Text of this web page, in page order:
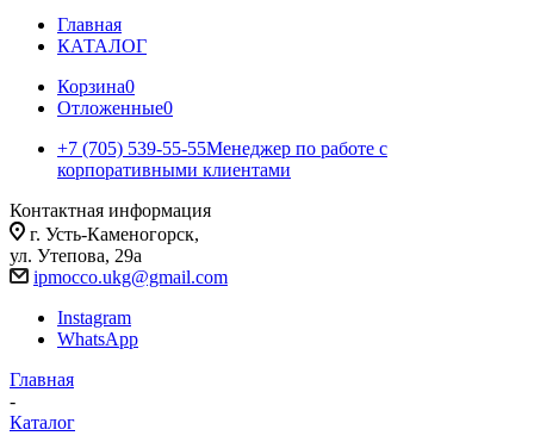
Главная
КАТАЛОГ
Корзина0
Отложенные0
+7 (705) 539-55-55Менеджер по работе с
корпоративными клиентами
Контактная информация
г. Усть-Каменогорск,
ул. Утепова, 29а
ipmocco.ukg@gmail.com
Instagram
WhatsApp
Главная
-
Каталог